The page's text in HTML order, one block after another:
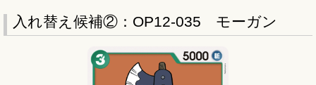
入れ替え候補②：OP12-035 モーガン